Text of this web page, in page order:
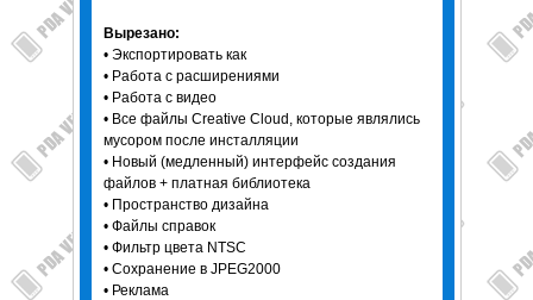
Вырезано:
• Экспортировать как
• Работа с расширениями
• Работа с видео
• Все файлы Creative Cloud, которые являлись
мусором после инсталляции
• Новый (медленный) интерфейс создания
файлов + платная библиотека
• Пространство дизайна
• Файлы справок
• Фильтр цвета NTSC
• Сохранение в JPEG2000
• Реклама